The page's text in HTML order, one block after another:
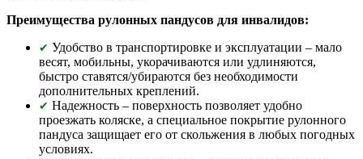
Преимущества рулонных пандусов для инвалидов:
✔ Удобство в транспортировке и эксплуатации – мало
весят, мобильны, укорачиваются или удлиняются,
быстро ставятся/убираются без необходимости
дополнительных креплений.
✔ Надежность – поверхность позволяет удобно
проезжать коляске, а специальное покрытие рулонного
пандуса защищает его от скольжения в любых погодных
условиях.